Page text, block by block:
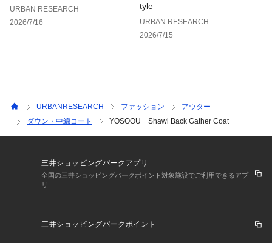
URBAN RESEARCH
2026/7/16
tyle
URBAN RESEARCH
2026/7/15
URBANRESEARCH ファッション
アウター
ダウン・中綿コート
YOSOOU Shawl Back Gather Coat
三井ショッピングパークアプリ
全国の三井ショッピングパークポイント対象施設でご利用できるアプ
リ
三井ショッピングパークポイント